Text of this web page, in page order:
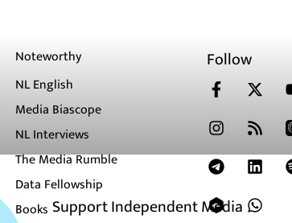
Support Independent Media
Noteworthy
NL English
Media Biascope
NL Interviews
The Media Rumble
Data Fellowship
Books
Follow